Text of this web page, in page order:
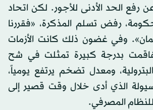
رفع الحد الأدنى للأجور. لكن اتحاد
رفض تسلم المذكرة، «فقررنا
وفي غضون ذلك كانت الأزمات
بدرجة كبيرة تمثلت في شح
ومعدل تضخم يرتفع يومياً،
الذي أدى خلال وقت قصير إلى
المصرفي.